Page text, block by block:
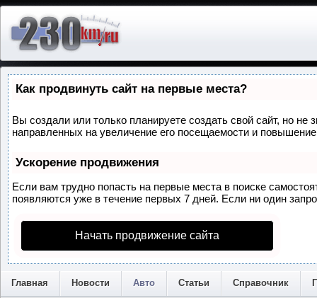
Как продвинуть сайт на первые места?
Вы создали или только планируете создать свой сайт, но
направленных на увеличение его посещаемости и
Ускорение продвижения
Если вам трудно попасть на первые места в поиске
появляются уже в течение первых 7 дней. Если ни один
Начать продвижение сайта
Главная Новости Авто Статьи Справочник